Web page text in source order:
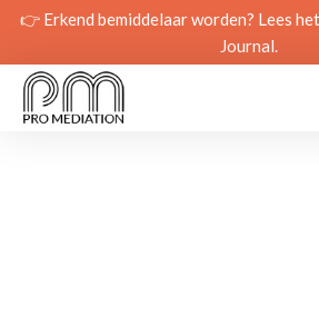
👉 Erkend bemiddelaar worden? Lees
Journal.